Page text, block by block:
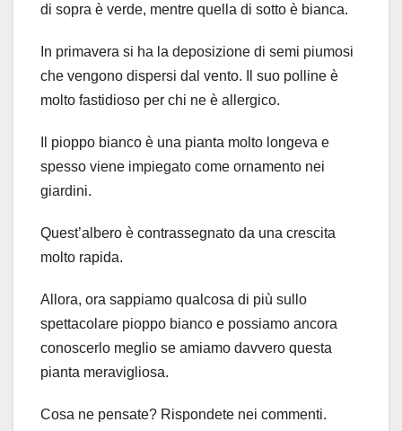
di sopra è verde, mentre quella di sotto è bianca.
In primavera si ha la deposizione di semi piumosi
che vengono dispersi dal vento. Il suo polline è
molto fastidioso per chi ne è allergico.
Il pioppo bianco è una pianta molto longeva e
spesso viene impiegato come ornamento nei
giardini.
Quest’albero è contrassegnato da una crescita
molto rapida.
Allora, ora sappiamo qualcosa di più sullo
spettacolare pioppo bianco e possiamo ancora
conoscerlo meglio se amiamo davvero questa
pianta meravigliosa.
Cosa ne pensate? Rispondete nei commenti.